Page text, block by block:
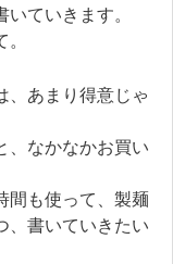
ていきます。
、あまり得意じゃ
、なかなかお買い
間も使って、製麺
、書いていきたい